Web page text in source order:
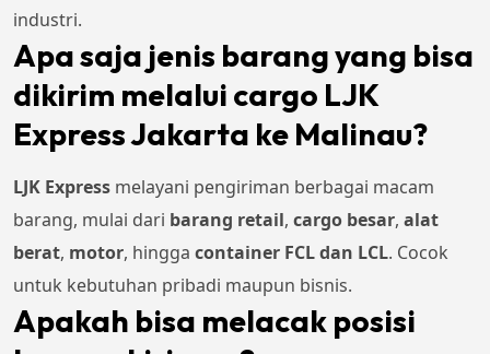
industri.
Apa saja jenis barang yang bisa
dikirim melalui cargo LJK
Express Jakarta ke Malinau?
LJK Express melayani pengiriman berbagai macam
barang, mulai dari barang retail, cargo besar, alat
berat, motor, hingga container FCL dan LCL. Cocok
untuk kebutuhan pribadi maupun bisnis.
Apakah bisa melacak posisi